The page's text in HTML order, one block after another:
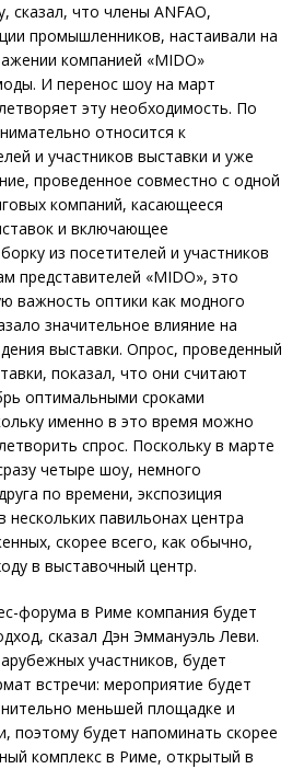
сказал, что члены ANFAO,
промышленников, настаивали на
компанией «MIDO»
И перенос шоу на март
эту необходимость. По
относится к
и участников выставки и уже
проведенное совместно с одной
компаний, касающееся
и включающее
из посетителей и участников
представителей «MIDO», это
важность оптики как модного
значительное влияние на
выставки. Опрос, проведенный
показал, что они считают
оптимальными сроками
именно в это время можно
спрос. Поскольку в марте
четыре шоу, немного
по времени, экспозиция
нескольких павильонах центра
скорее всего, как обычно,
в выставочный центр.
форума в Риме компания будет
сказал Дэн Эммануэль Леви.
участников, будет
встречи: мероприятие будет
меньшей площадке и
поэтому будет напоминать скорее
комплекс в Риме, открытый в